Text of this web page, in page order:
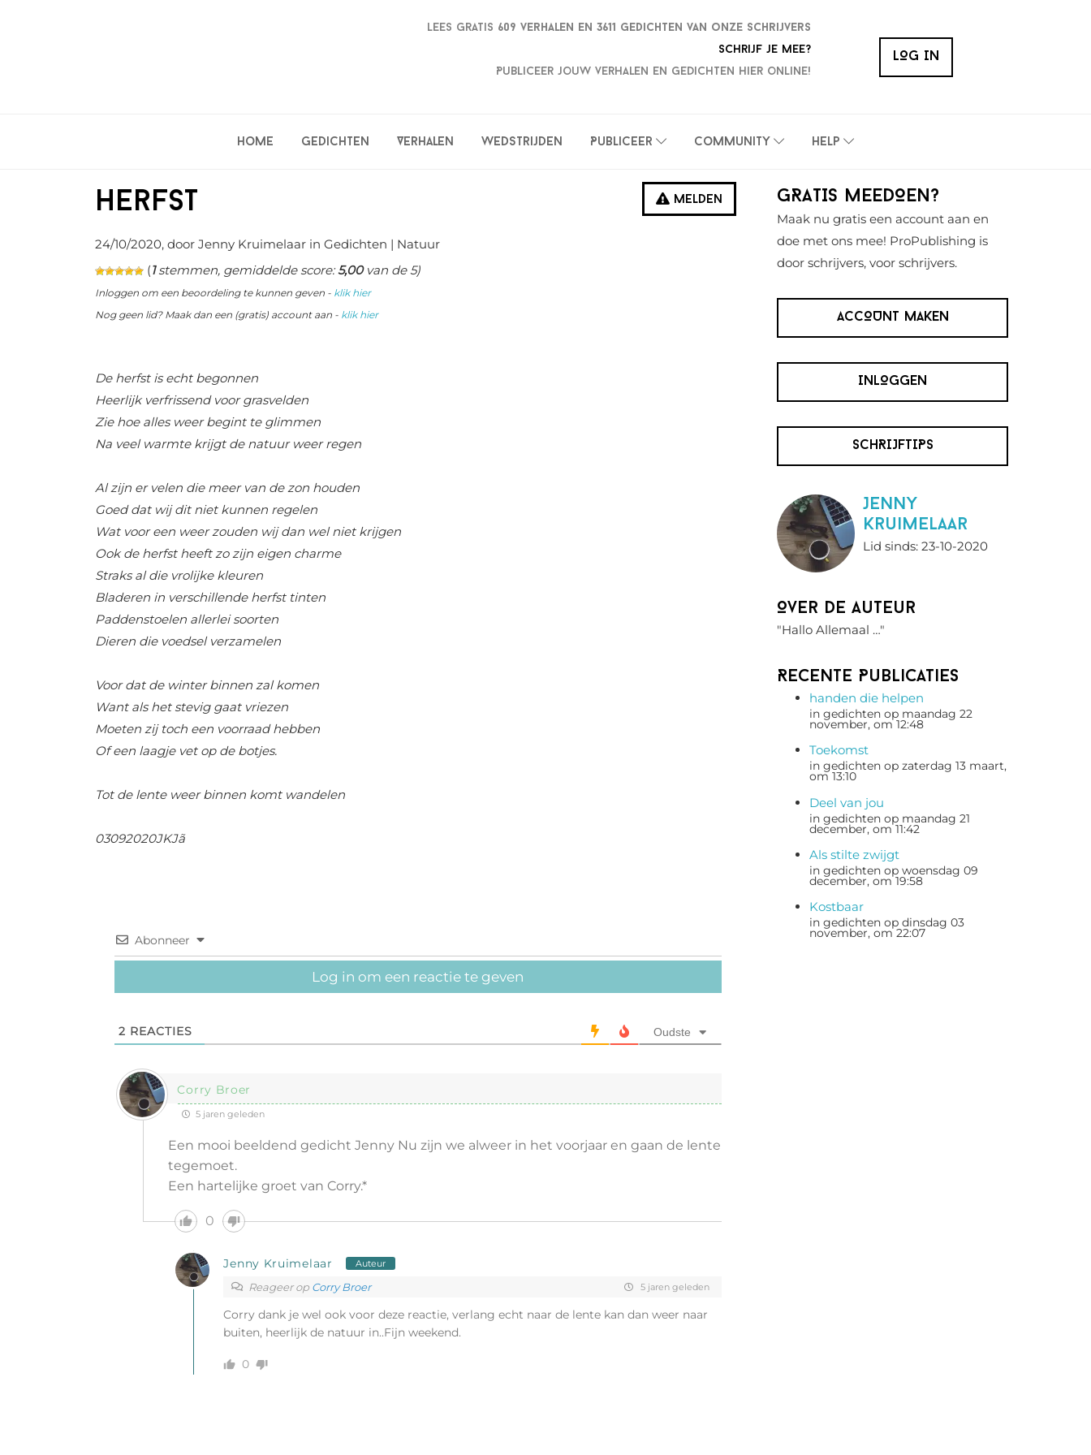
Lees gratis 609 verhalen en 3611 gedichten van onze schrijvers
Schrijf je mee?
Publiceer jouw verhalen en gedichten hier online!
LOG IN
Home Gedichten Verhalen Wedstrijden Publiceer Community Help
Melden
Herfst
24/10/2020, door Jenny Kruimelaar in Gedichten | Natuur
(1stemmen, gemiddelde score:5,00van de 5)
Inloggen om een beoordeling te kunnen geven - klik hier
Nog geen lid? Maak dan een (gratis) account aan - klik hier
De herfst is echt begonnen
Heerlijk verfrissend voor grasvelden
Zie hoe alles weer begint te glimmen
Na veel warmte krijgt de natuur weer regen
Al zijn er velen die meer van de zon houden
Goed dat wij dit niet kunnen regelen
Wat voor een weer zouden wij dan wel niet krijgen
Ook de herfst heeft zo zijn eigen charme
Straks al die vrolijke kleuren
Bladeren in verschillende herfst tinten
Paddenstoelen allerlei soorten
Dieren die voedsel verzamelen
Voor dat de winter binnen zal komen
Want als het stevig gaat vriezen
Moeten zij toch een voorraad hebben
Of een laagje vet op de botjes.
Tot de lente weer binnen komt wandelen
03092020JKJã
Abonneer
Log in om een reactie te geven
2 REACTIES Oudste
Corry Broer
5 jaren geleden
Een mooi beeldend gedicht Jenny Nu zijn we alweer in het voorjaar en gaan de lente
tegemoet.
Een hartelijke groet van Corry.*
0
Jenny Kruimelaar Auteur
Reageer op Corry Broer 5 jaren geleden
Corry dank je wel ook voor deze reactie, verlang echt naar de lente kan dan weer naar
buiten, heerlijk de natuur in..Fijn weekend.
0
Primaire
Sidebar
GRATIS MEEDOEN?
Maak nu gratis een account aan en
doe met ons mee! ProPublishing is
door schrijvers, voor schrijvers.
ACCOUNT MAKEN
INLOGGEN
SCHRIJFTIPS
Jenny
Kruimelaar
Lid sinds: 23-10-2020
Over de auteur
"Hallo Allemaal …"
Recente Publicaties
handen die helpen
in gedichten op maandag 22
november, om 12:48
Toekomst
in gedichten op zaterdag 13 maart,
om 13:10
Deel van jou
in gedichten op maandag 21
december, om 11:42
Als stilte zwijgt
in gedichten op woensdag 09
december, om 19:58
Kostbaar
in gedichten op dinsdag 03
november, om 22:07